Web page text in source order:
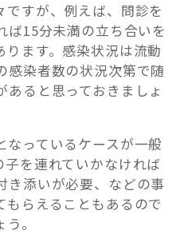
ですが、例えば、問診を
ば15分未満の立ち合いを
ます。感染状況は流動
感染者数の状況次第で随
ると思っておきましょ
なっているケースが一般
を連れていかなければ
き添いが必要、などの事
らえることもあるので
。